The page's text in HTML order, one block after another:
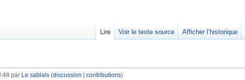
par Le sablais (discussion contributions)
Lire Voir le texte source Afficher l’historique